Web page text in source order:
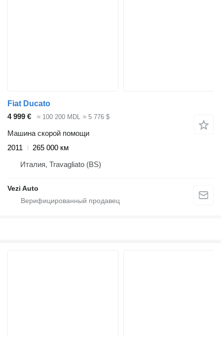
Fiat Ducato
4 999 €
≈ 100 200 MDL ≈ 5 776 $
Машина скорой помощи
2011
265 000 км
Италия, Travagliato (BS)
Vezi Auto